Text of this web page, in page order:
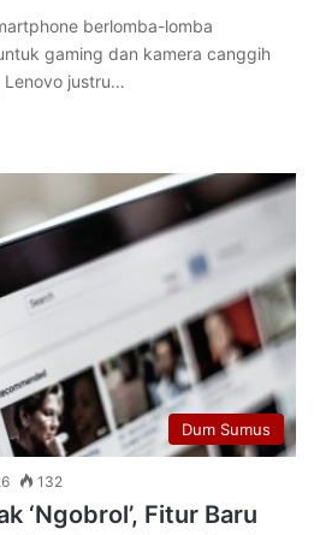
berlomba-lomba
gaming dan kamera canggih
Lenovo justru…
Dum Sumus
132
‘Ngobrol’, Fitur Baru